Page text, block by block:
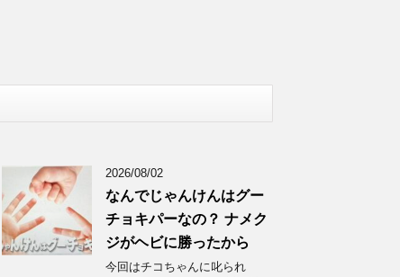
2026/08/02
なんでじゃんけんはグー
チョキパーなの？ ナメク
ジがヘビに勝ったから
今回はチコちゃんに叱られ